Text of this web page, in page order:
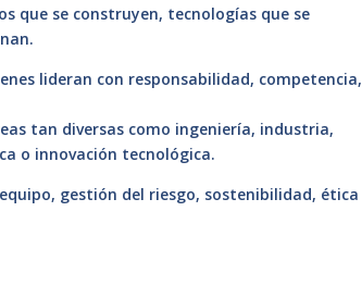
que se construyen, tecnologías que se
lideran con responsabilidad, competencia,
tan diversas como ingeniería, industria,
o innovación tecnológica.
gestión del riesgo, sostenibilidad, ética